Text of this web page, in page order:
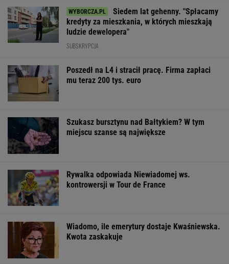
Siedem lat gehenny. "Spłacamy
kredyty za mieszkania, w których mieszkają
ludzie dewelopera"
SUBSKRYPCJA
Poszedł na L4 i stracił pracę. Firma zapłaci
mu teraz 200 tys. euro
Szukasz bursztynu nad Bałtykiem? W tym
miejscu szanse są największe
Rywalka odpowiada Niewiadomej ws.
kontrowersji w Tour de France
Wiadomo, ile emerytury dostaje Kwaśniewska.
Kwota zaskakuje